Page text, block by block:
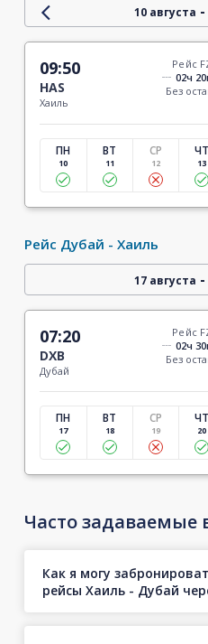
10 августа -
09:50
HAS
Хаиль
Рейс
02ч
Без
ПН
10
ВТ
11
СР
12
ЧТ
13
Рейс Дубай - Хаиль
17 августа -
07:20
DXB
Дубай
Рейс
02ч
Без
ПН
17
ВТ
18
СР
19
ЧТ
20
Часто задаваемые
Как я могу
рейсы Хаиль - Дубай